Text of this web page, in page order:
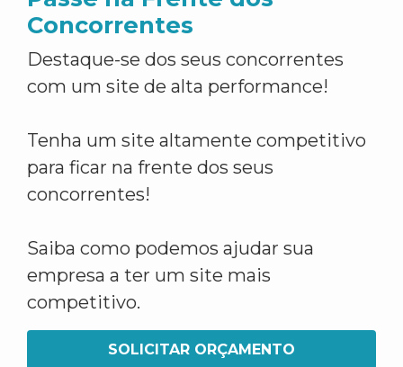
Concorrentes
Destaque-se dos seus concorrentes
com um site de alta performance!
Tenha um site altamente competitivo
para ficar na frente dos seus
concorrentes!
Saiba como podemos ajudar sua
empresa a ter um site mais
competitivo.
SOLICITAR ORÇAMENTO